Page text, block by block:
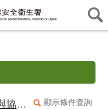
顯示條件查詢
強化職災勞工早期發現與協助，勞動部修正職業傷病診治網絡及通報補助要點